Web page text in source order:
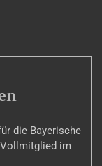
die Bayerische
im